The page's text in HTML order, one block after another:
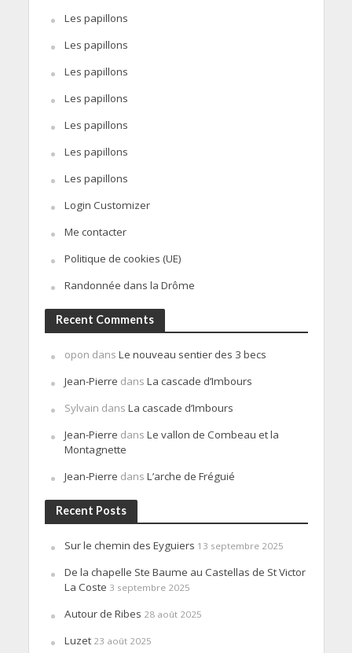
Les papillons
Les papillons
Les papillons
Les papillons
Les papillons
Les papillons
Les papillons
Login Customizer
Me contacter
Politique de cookies (UE)
Randonnée dans la Drôme
Recent Comments
opon dans Le nouveau sentier des 3 becs
Jean-Pierre dans La cascade d’Imbours
Sylvain dans La cascade d’Imbours
Jean-Pierre dans Le vallon de Combeau et la
Montagnette
Jean-Pierre dans L’arche de Fréguié
Recent Posts
Sur le chemin des Eyguiers 13 septembre 2025
De la chapelle Ste Baume au Castellas de St Victor
La Coste 3 septembre 2025
Autour de Ribes 28 août 2025
Luzet 23 août 2025